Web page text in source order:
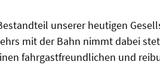
unserer heutigen
mit der Bahn nimmt dabei
fahrgastfreundlichen und